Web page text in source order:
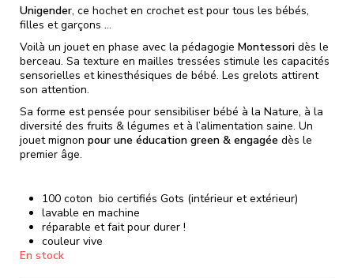
Unigender, ce hochet en crochet est pour tous les bébés,
filles et garçons …
Voilà un jouet en phase avec la pédagogie Montessori dès le
berceau. Sa texture en mailles tressées stimule les capacités
sensorielles et kinesthésiques de bébé. Les grelots attirent
son attention.
Sa forme est pensée pour sensibiliser bébé à la Nature, à la
diversité des fruits & légumes et à l’alimentation saine. Un
jouet mignon pour une éducation green & engagée dès le
premier âge.
100 coton bio certifiés Gots (intérieur et extérieur)
lavable en machine
réparable et fait pour durer !
couleur vive
En stock